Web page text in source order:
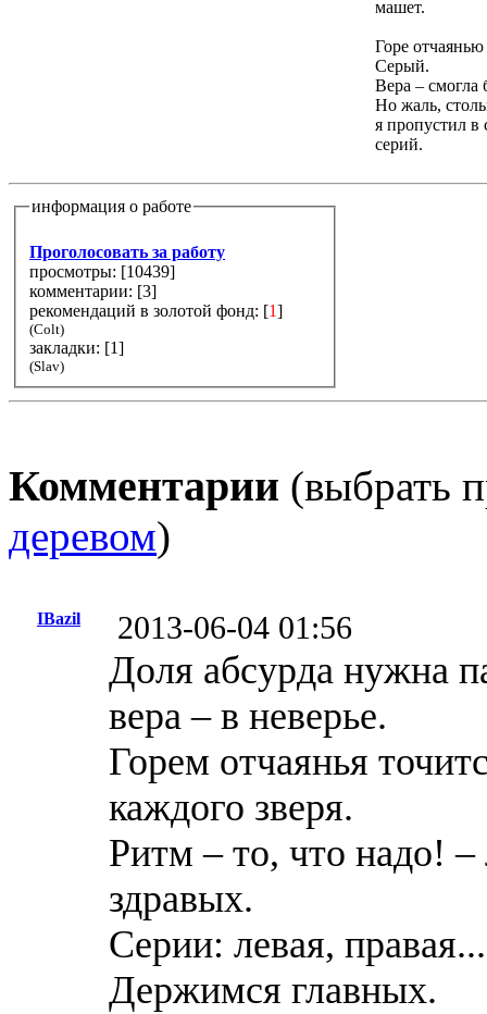
машет.
Горе
Серый.
Вера –
Но жаль,
я пропустил в
серий.
информация о работе
Проголосовать за работу
просмотры: [10439]
комментарии: [3]
рекомендаций в золотой фонд: [1]
(Colt)
закладки: [1]
(Slav)
Комментарии (выбрать
деревом)
IBazil 2013-06-04 01:56
Доля абсурда нужна
вера – в неверье.
Горем отчаянья
каждого зверя.
Ритм – то, что надо! –
здравых.
Серии: левая,
Держимся главных.